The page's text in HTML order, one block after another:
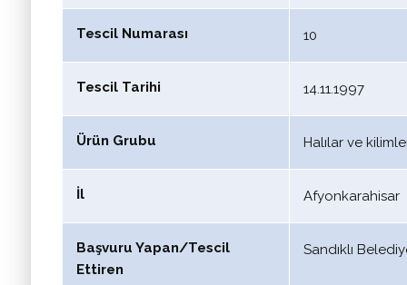
Tescil Numarası 10
Tescil Tarihi 14.11.1997
Ürün Grubu Halılar ve
İl Afyonkarahisar
Başvuru Yapan/Tescil
Ettiren
Sandıklı